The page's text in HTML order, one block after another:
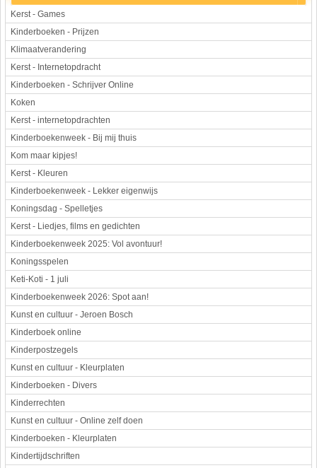
Kerst - Games
Kinderboeken - Prijzen
Klimaatverandering
Kerst - Internetopdracht
Kinderboeken - Schrijver Online
Koken
Kerst - internetopdrachten
Kinderboekenweek - Bij mij thuis
Kom maar kipjes!
Kerst - Kleuren
Kinderboekenweek - Lekker eigenwijs
Koningsdag - Spelletjes
Kerst - Liedjes, films en gedichten
Kinderboekenweek 2025: Vol avontuur!
Koningsspelen
Keti-Koti - 1 juli
Kinderboekenweek 2026: Spot aan!
Kunst en cultuur - Jeroen Bosch
Kinderboek online
Kinderpostzegels
Kunst en cultuur - Kleurplaten
Kinderboeken - Divers
Kinderrechten
Kunst en cultuur - Online zelf doen
Kinderboeken - Kleurplaten
Kindertijdschriften